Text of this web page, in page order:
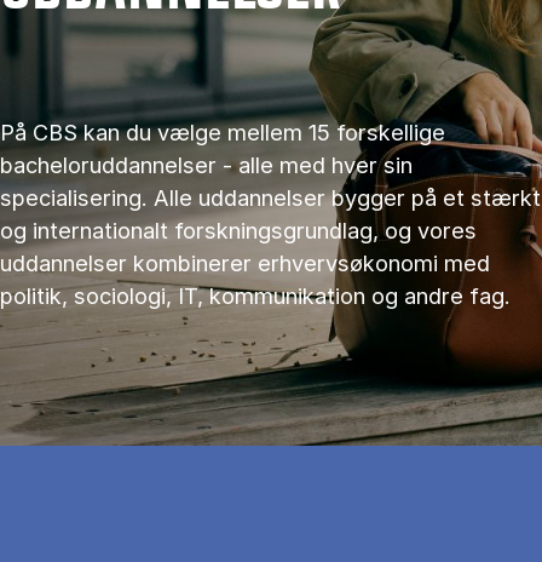
På CBS kan du vælge mellem 15 forskellige
bacheloruddannelser - alle med hver sin
specialisering. Alle uddannelser bygger på et stærkt
og internationalt forskningsgrundlag, og vores
uddannelser kombinerer erhvervsøkonomi med
politik, sociologi, IT, kommunikation og andre fag.